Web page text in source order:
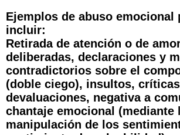
Ejemplos de abuso emocional
incluir:
Retirada de atención o de
deliberadas, declaraciones y
contradictorios sobre el
(doble ciego), insultos,
devaluaciones, negativa a
chantaje emocional (mediante
manipulación de los